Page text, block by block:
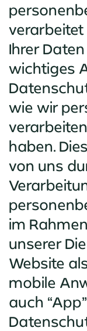
verarbeitet
Ihrer
wichtiges
wie wir
haben.
von uns
im
unserer
Website
mobile
auch